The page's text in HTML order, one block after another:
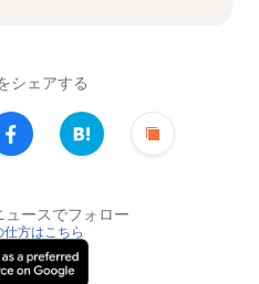
シェアする
ースでフォロー
方はこちら